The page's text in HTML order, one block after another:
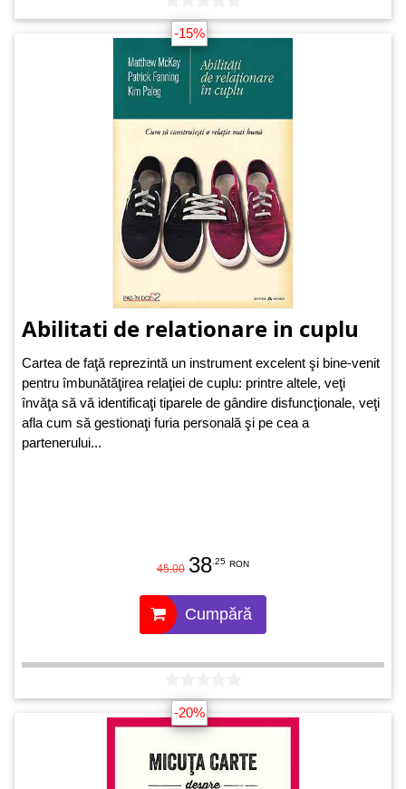
-15%
Abilitati de relationare in cuplu
Cartea de faţă reprezintă un instrument excelent şi bine-venit
pentru îmbunătăţirea relaţiei de cuplu: printre altele, veţi
învăţa să vă identificaţi tiparele de gândire disfuncţionale, veţi
afla cum să gestionaţi furia personală şi pe cea a
partenerului...
45.00 38 .25 RON
Cumpără
-20%